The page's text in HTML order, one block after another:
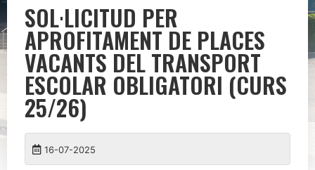
SOL·LICITUD PER
APROFITAMENT DE PLACES
VACANTS DEL TRANSPORT
ESCOLAR OBLIGATORI (CURS
25/26)
16-07-2025